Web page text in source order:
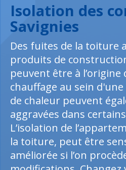
Isolation des
Savignies
Des fuites de la toiture
produits de
peuvent être à l’origine
chauffage au sein
de chaleur peuvent
aggravées dans
L’isolation de
la toiture, peut être
améliorée si l’on